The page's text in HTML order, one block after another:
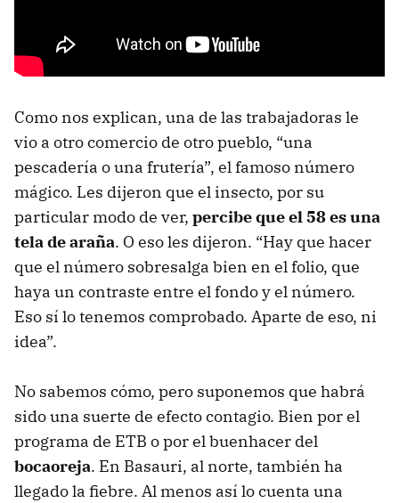
Como nos explican, una de las trabajadoras le
vio a otro comercio de otro pueblo, “una
pescadería o una frutería”, el famoso número
mágico. Les dijeron que el insecto, por su
particular modo de ver, percibe que el 58 es una
tela de araña. O eso les dijeron. “Hay que hacer
que el número sobresalga bien en el folio, que
haya un contraste entre el fondo y el número.
Eso sí lo tenemos comprobado. Aparte de eso, ni
idea”.
No sabemos cómo, pero suponemos que habrá
sido una suerte de efecto contagio. Bien por el
programa de ETB o por el buenhacer del
bocaoreja. En Basauri, al norte, también ha
llegado la fiebre. Al menos así lo cuenta una